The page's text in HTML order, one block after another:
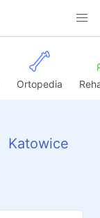
Ortopedia
Katowice